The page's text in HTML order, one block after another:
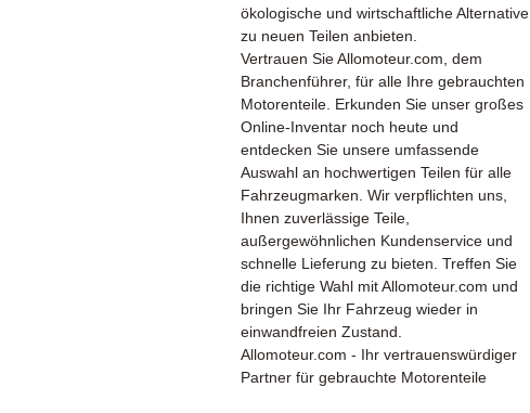
ökologische und wirtschaftliche Alternative
zu neuen Teilen anbieten.
Vertrauen Sie Allomoteur.com, dem
Branchenführer, für alle Ihre gebrauchten
Motorenteile. Erkunden Sie unser großes
Online-Inventar noch heute und
entdecken Sie unsere umfassende
Auswahl an hochwertigen Teilen für alle
Fahrzeugmarken. Wir verpflichten uns,
Ihnen zuverlässige Teile,
außergewöhnlichen Kundenservice und
schnelle Lieferung zu bieten. Treffen Sie
die richtige Wahl mit Allomoteur.com und
bringen Sie Ihr Fahrzeug wieder in
einwandfreien Zustand.
Allomoteur.com - Ihr vertrauenswürdiger
Partner für gebrauchte Motorenteile